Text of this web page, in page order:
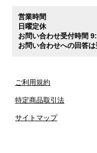
営業時間
日曜定休
お問い合わせ受付時間
お問い合わせへの回答は
ご利用規約
特定商品取引法
サイトマップ